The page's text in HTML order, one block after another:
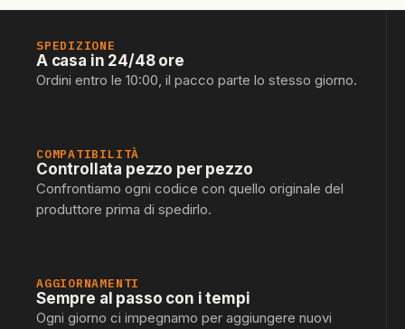
SPEDIZIONE
A casa in 24/48 ore
Ordini entro le 10:00, il pacco parte lo stesso giorno.
COMPATIBILITÀ
Controllata pezzo per pezzo
Confrontiamo ogni codice con quello originale del
produttore prima di spedirlo.
AGGIORNAMENTI
Sempre al passo con i tempi
Ogni giorno ci impegnamo per aggiungere nuovi